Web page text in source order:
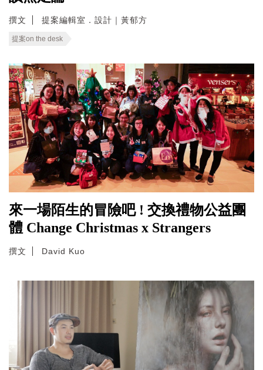
撰文 提案編輯室．設計｜黃郁方
提案on the desk
來一場陌生的冒險吧 ! 交換禮物公益團
體 Change Christmas x Strangers
撰文 David Kuo